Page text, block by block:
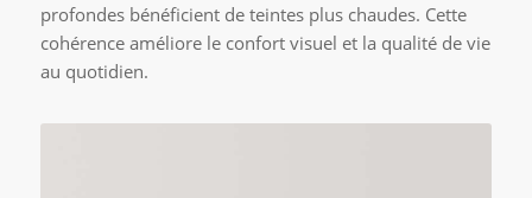
profondes bénéficient de teintes plus chaudes. Cette
cohérence améliore le confort visuel et la qualité de vie
au quotidien.